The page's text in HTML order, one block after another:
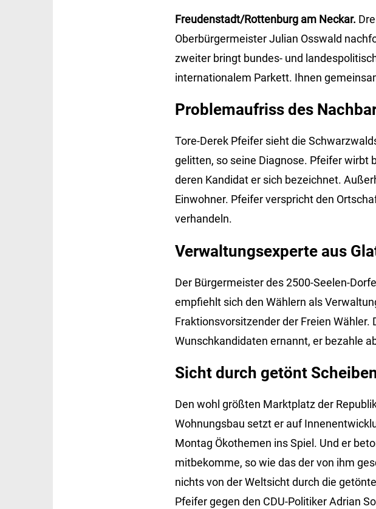
Freudenstadt/Rottenburg am Neckar.
Oberbürgermeister Julian Osswald
zweiter bringt bundes- und
internationalem Parkett. Ihnen
Problemaufriss des
Tore-Derek Pfeifer sieht die
gelitten, so seine Diagnose. Pfeifer wirbt
deren Kandidat er sich bezeichnet.
Einwohner. Pfeifer verspricht den
verhandeln.
Verwaltungsexperte aus
Der Bürgermeister des 2500-Seelen-
empfiehlt sich den Wählern als
Fraktionsvorsitzender der Freien
Wunschkandidaten ernannt, er bezahle
Sicht durch getönt
Den wohl größten Marktplatz der
Wohnungsbau setzt er auf
Montag Ökothemen ins Spiel. Und er
mitbekomme, so wie das der von ihm
nichts von der Weltsicht durch die
Pfeifer gegen den CDU-Politiker Adrian